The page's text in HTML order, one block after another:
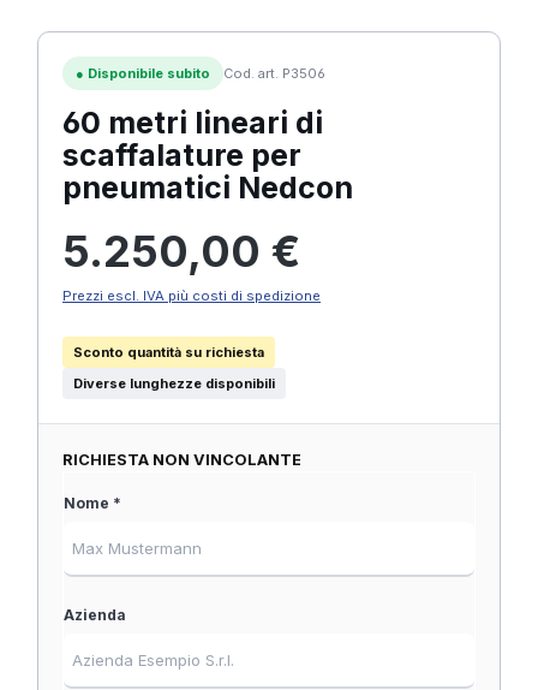
● Disponibile subito Cod. art. P3506
60 metri lineari di
scaffalature per
pneumatici Nedcon
5.250,00 €
Prezzi escl. IVA più costi di spedizione
Sconto quantità su richiesta
Diverse lunghezze disponibili
RICHIESTA NON VINCOLANTE
Nome *
Azienda